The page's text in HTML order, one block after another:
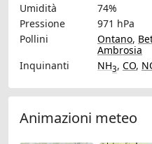
Umidità
74%
Pressione
971 hPa
Pollini
Ontano,
Ambrosia
Inquinanti
NH3, CO,
Animazioni meteo